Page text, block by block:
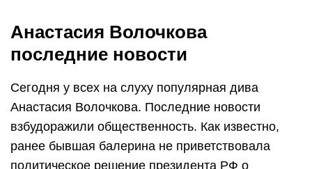
Анастасия Волочкова
последние новости
Сегодня у всех на слуху популярная дива
Анастасия Волочкова. Последние новости
взбудоражили общественность. Как известно,
ранее бывшая балерина не приветствовала
политическое решение президента РФ о